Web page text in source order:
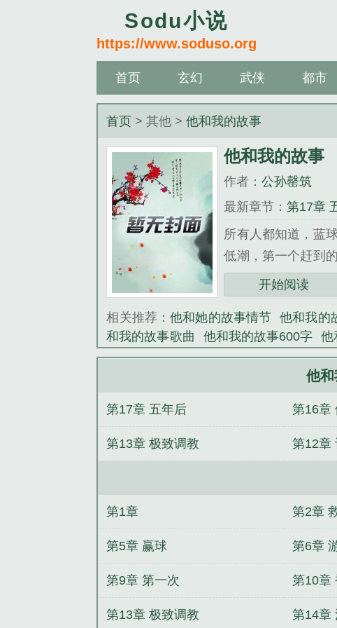
Sodu小说
https://www.soduso.org
首页 玄幻 武侠 都市
首页 > 其他 >他和我的故事
他和我的故事
作者：公孙罄筑
最新章节：第17章
所有人都知道，蓝
低潮，第一个赶到
可每一次功劳，都
天，她终于累了
《他和我的故事》
开始阅读
相关推荐：他和她的故事情节 他和我的
和我的故事歌曲
他和我的故事600字 他
的故事 我和他她它的故事 我与他的故
他和我的故事500字作文
赚百亿 却却不得逃 我的老
他
第17章 五年后 第16章
第13章 极致调教 第12章
第1章 第2章
第5章 赢球 第6章
第9章 第一次 第10章
第13章 极致调教 第14章